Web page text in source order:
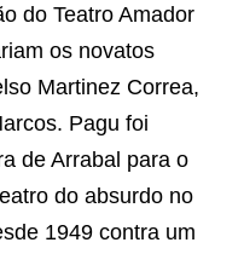
do Teatro Amador
os novatos
Martinez Correa,
Pagu foi
de Arrabal para o
do absurdo no
1949 contra um